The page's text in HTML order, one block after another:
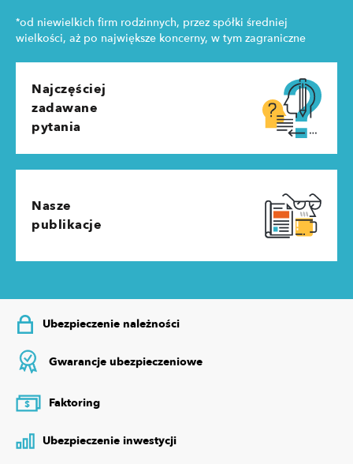
*od niewielkich firm rodzinnych, przez spółki średniej
wielkości, aż po największe koncerny, w tym zagraniczne
Najczęściej
zadawane
pytania
Nasze
publikacje
Ubezpieczenie należności
Gwarancje ubezpieczeniowe
$ Faktoring
Ubezpieczenie inwestycji